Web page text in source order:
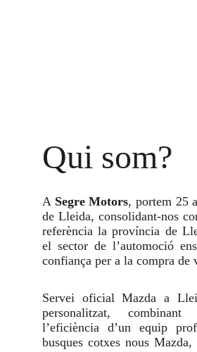
Qui som?
A Segre Motors, portem 25
de Lleida, consolidant-nos
referència la província de
el sector de l’automoció
confiança per a la compra de
Servei oficial Mazda a
personalitzat,
l’eficiència d’un equip
busques cotxes nous